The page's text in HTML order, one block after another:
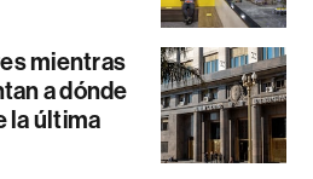
mientras
a dónde
la última